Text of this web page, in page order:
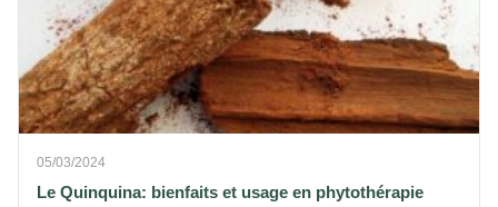
05/03/2024
Le Quinquina: bienfaits et usage en phytothérapie